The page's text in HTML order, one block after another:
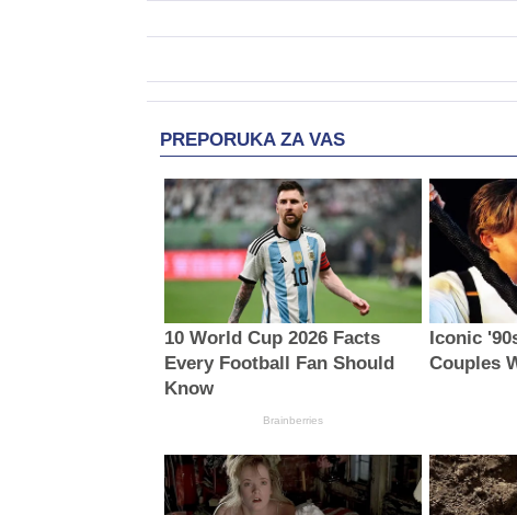
PREPORUKA ZA VAS
10 World Cup 2026 Facts
Every Football Fan Should
Know
Brainberries
Iconic
Couples